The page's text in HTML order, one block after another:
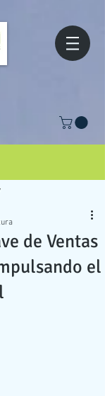
de Ventas
el